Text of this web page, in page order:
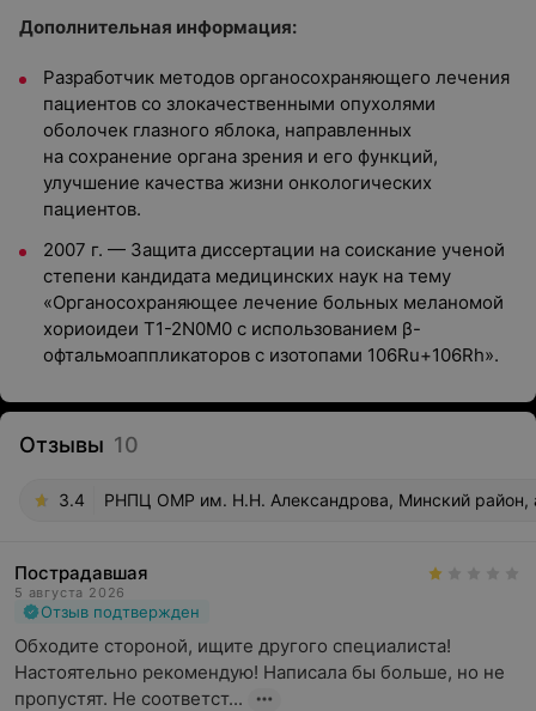
Дополнительная информация:
Разработчик методов органосохраняющего лечения
пациентов со злокачественными опухолями
оболочек глазного яблока, направленных
на сохранение органа зрения и его функций,
улучшение качества жизни онкологических
пациентов.
2007 г. — Защита диссертации на соискание ученой
степени кандидата медицинских наук на тему
«Органосохраняющее лечение больных меланомой
хориоидеи T1-2N0M0 с использованием β-
офтальмоаппликаторов с изотопами 106Ru+106Rh».
Отзывы 10
3.4 РНПЦ ОМР им. Н.Н. Александрова, Минский район,
Пострадавшая
5 августа 2026
Отзыв подтвержден
Обходите стороной, ищите другого специалиста!
Настоятельно рекомендую! Написала бы больше, но не
пропустят. Не соответст...